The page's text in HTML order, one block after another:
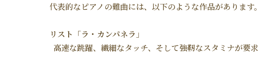
代表的なピアノの難曲には、以下のような作品があります。
リスト「ラ・カンパネラ」
高速な跳躍、繊細なタッチ、そして強靭なスタミナが要